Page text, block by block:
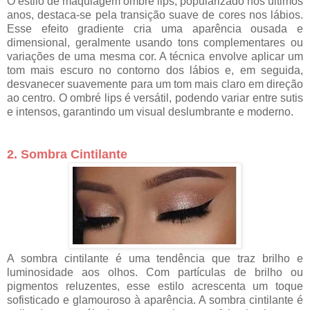
anos, destaca-se pela transição suave de cores nos lábios.
Esse efeito gradiente cria uma aparência ousada e
dimensional, geralmente usando tons complementares ou
variações de uma mesma cor. A técnica envolve aplicar um
tom mais escuro no contorno dos lábios e, em seguida,
desvanecer suavemente para um tom mais claro em direção
ao centro. O ombré lips é versátil, podendo variar entre sutis
e intensos, garantindo um visual deslumbrante e moderno.
2. Sombra Cintilante
A sombra cintilante é uma tendência que traz brilho e
luminosidade aos olhos. Com partículas de brilho ou
pigmentos reluzentes, esse estilo acrescenta um toque
sofisticado e glamouroso à aparência. A sombra cintilante é